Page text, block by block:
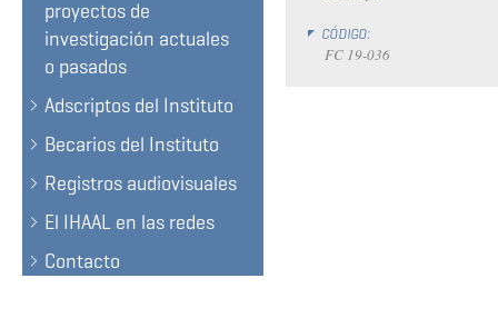
proyectos de
investigación actuales
o pasados
Adscriptos del Instituto
Becarios del Instituto
Registros audiovisuales
El IHAAL en las redes
Contacto
CÓDIGO:
FC 19-036